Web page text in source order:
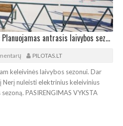
ELEKTRINIAI LAIVAI SUGRĮŽTA: Planuojamas antrasis laivybos sezonas
PILOTAS.LT
keleivinės laivybos sezonui. Dar
nuleisti elektrinius keleivinius
PASIRENGIMAS VYKSTA